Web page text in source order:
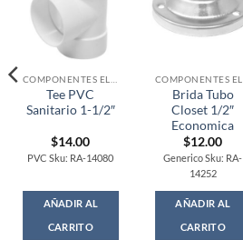
Tee PVC
Sanitario 1-1/2″
$14.00
PVC Sku: RA-14080
AÑADIR AL
CARRITO
Brida Tubo
Closet 1/2″
Economica
$12.00
Generico Sku: RA-
14252
AÑADIR AL
CARRITO